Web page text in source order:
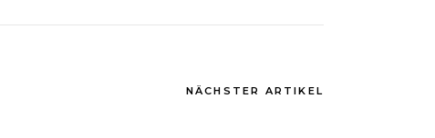
NÄCHSTER ARTIKEL